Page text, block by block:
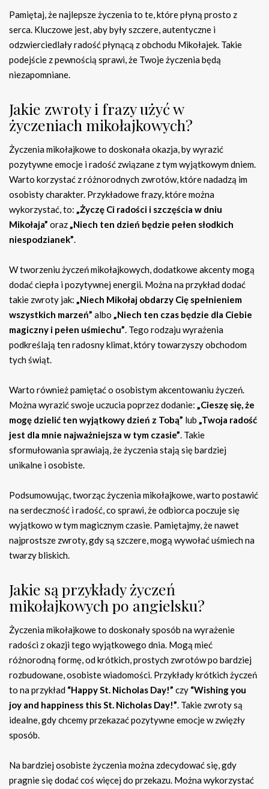
Pamiętaj, że najlepsze życzenia to te, które płyną prosto z
serca. Kluczowe jest, aby były szczere, autentyczne i
odzwierciedlały radość płynącą z obchodu Mikołajek. Takie
podejście z pewnością sprawi, że Twoje życzenia będą
niezapomniane.
Jakie zwroty i frazy użyć w
życzeniach mikołajkowych?
Życzenia mikołajkowe to doskonała okazja, by wyrazić
pozytywne emocje i radość związane z tym wyjątkowym dniem.
Warto korzystać z różnorodnych zwrotów, które nadadzą im
osobisty charakter. Przykładowe frazy, które można
wykorzystać, to: „Życzę Ci radości i szczęścia w dniu
Mikołaja” oraz„Niech ten dzień będzie pełen słodkich
niespodzianek”.
W tworzeniu życzeń mikołajkowych, dodatkowe akcenty mogą
dodać ciepła i pozytywnej energii. Można na przykład dodać
takie zwroty jak: „Niech Mikołaj obdarzy Cię spełnieniem
wszystkich marzeń” albo „Niech ten czas będzie dla Ciebie
magiczny i pełen uśmiechu”. Tego rodzaju wyrażenia
podkreślają ten radosny klimat, który towarzyszy obchodom
tych świąt.
Warto również pamiętać o osobistym akcentowaniu życzeń.
Można wyrazić swoje uczucia poprzez dodanie: „Cieszę się, że
mogę dzielić ten wyjątkowy dzień z Tobą” lub „Twoja radość
jest dla mnie najważniejsza w tym czasie”. Takie
sformułowania sprawiają, że życzenia stają się bardziej
unikalne i osobiste.
Podsumowując, tworząc życzenia mikołajkowe, warto postawić
na serdeczność i radość, co sprawi, że odbiorca poczuje się
wyjątkowo w tym magicznym czasie. Pamiętajmy, że nawet
najprostsze zwroty, gdy są szczere, mogą wywołać uśmiech na
twarzy bliskich.
Jakie są przykłady życzeń
mikołajkowych po angielsku?
Życzenia mikołajkowe to doskonały sposób na wyrażenie
radości z okazji tego wyjątkowego dnia. Mogą mieć
różnorodną formę, od krótkich, prostych zwrotów po bardziej
rozbudowane, osobiste wiadomości. Przykłady krótkich życzeń
to na przykład “Happy St. Nicholas Day!” czy “Wishing you
joy and happiness this St. Nicholas Day!”. Takie zwroty są
idealne, gdy chcemy przekazać pozytywne emocje w zwięzły
sposób.
Na bardziej osobiste życzenia można zdecydować się, gdy
pragnie się dodać coś więcej do przekazu. Można wykorzystać